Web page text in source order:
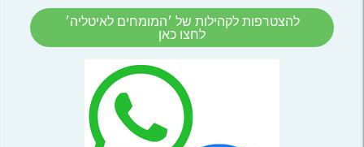
להצטרפות לקהילות של ׳המומחים לאיטליה׳
לחצו כאן